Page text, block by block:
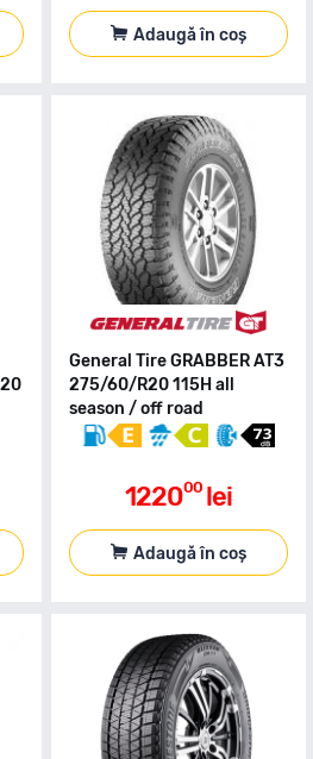
Adaugă în coș
General Tire GRABBER AT3
275/60/R20 115H all
season / off road
122000 lei
Adaugă în coș